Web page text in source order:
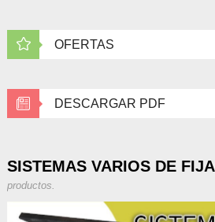
OFERTAS
DESCARGAR PDF
SISTEMAS VARIOS DE
productos.